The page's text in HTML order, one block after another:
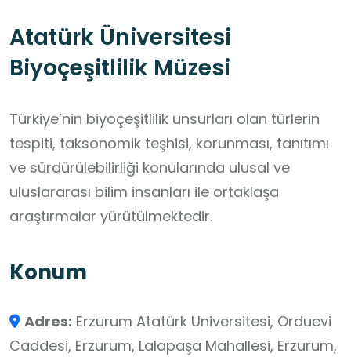
Atatürk Üniversitesi
Biyoçeşitlilik Müzesi
Türkiye’nin biyoçeşitlilik unsurları olan türlerin
tespiti, taksonomik teşhisi, korunması, tanıtımı
ve sürdürülebilirliği konularında ulusal ve
uluslararası bilim insanları ile ortaklaşa
araştırmalar yürütülmektedir.
Konum
Adres: Erzurum Atatürk Üniversitesi, Orduevi
Caddesi, Erzurum, Lalapaşa Mahallesi, Erzurum,